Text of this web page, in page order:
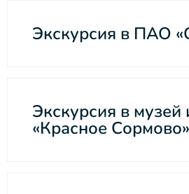
Экскурсия в ПАО
Экскурсия в музей
«Красное Сормово»